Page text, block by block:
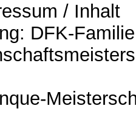
/ Inhalt
DFK-